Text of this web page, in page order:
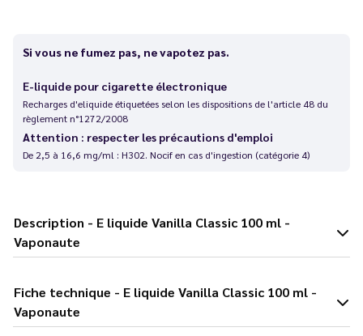
Si vous ne fumez pas, ne vapotez pas.
E-liquide pour cigarette électronique
Recharges d'eliquide étiquetées selon les dispositions de l'article 48 du
règlement n°1272/2008
Attention : respecter les précautions d'emploi
De 2,5 à 16,6 mg/ml : H302. Nocif en cas d'ingestion (catégorie 4)
Description - E liquide Vanilla Classic 100 ml -
Vaponaute
Fiche technique - E liquide Vanilla Classic 100 ml -
Vaponaute